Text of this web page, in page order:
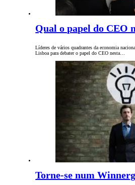
Qual o papel do CEO
Líderes de vários quadrantes da economia
Lisboa para debater o papel do CEO nesta…
Torne-se num